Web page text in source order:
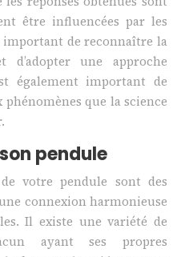
être influencées par les
important de reconnaître la
une approche
également important de
que la science
pendule
votre pendule sont des
connexion harmonieuse
Il existe une variété de
ayant ses propres